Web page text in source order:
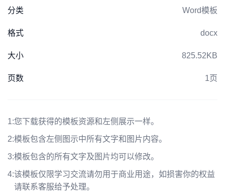
分类 Word模板
格式 docx
大小 825.52KB
页数 1页
1:您下载获得的模板资源和左侧展示一样。
2:模板包含左侧图示中所有文字和图片内容。
3:模板包含的所有文字及图片均可以修改。
4:该模板仅限学习交流请勿用于商业用途，如损害你的权益
请联系客服给予处理。